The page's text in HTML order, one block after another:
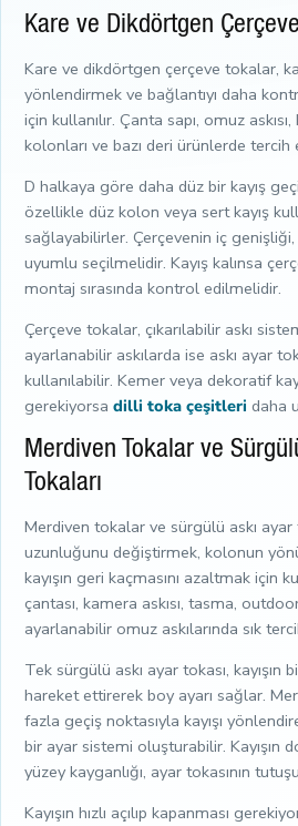
Kare ve Dikdörtgen
Kare ve dikdörtgen çerçeve tokalar,
yönlendirmek ve bağlantıyı daha
için kullanılır. Çanta sapı, omuz
kolonları ve bazı deri ürünlerde tercih
D halkaya göre daha düz bir kayış
özellikle düz kolon veya sert kayış
sağlayabilirler. Çerçevenin iç genişliği,
uyumlu seçilmelidir. Kayış kalınsa
montaj sırasında kontrol edilmelidir.
Çerçeve tokalar, çıkarılabilir askı
ayarlanabilir askılarda ise askı ayar
kullanılabilir. Kemer veya dekoratif
gerekiyorsa dilli toka çeşitleri daha
Merdiven Tokalar ve
Tokaları
Merdiven tokalar ve sürgülü askı ayar
uzunluğunu değiştirmek, kolonun
kayışın geri kaçmasını azaltmak için
çantası, kamera askısı, tasma,
ayarlanabilir omuz askılarında sık
Tek sürgülü askı ayar tokası,
hareket ettirerek boy ayarı sağlar.
fazla geçiş noktasıyla kayışı
bir ayar sistemi oluşturabilir. Kayışın
yüzey kayganlığı, ayar tokasının
Kayışın hızlı açılıp kapanması